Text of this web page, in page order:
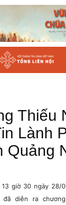
Thiếu
Lành
Quảng
13 giờ 30 ngày 28/
đã diễn ra